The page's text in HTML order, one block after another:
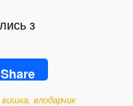
з
Share
вишка влодарчик